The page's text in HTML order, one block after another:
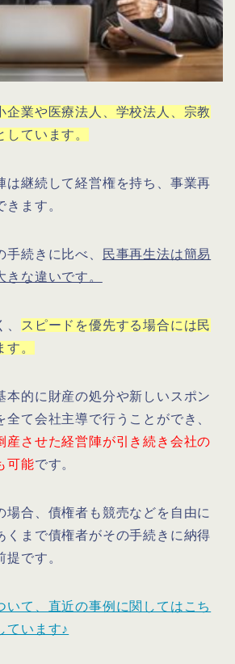
企業や医療法人、学校法人、宗教
ています。
は継続して経営権を持ち、事業再
ます。
手続きに比べ、
民事再生法は簡易
な違いです。
スピードを優先する場合には民
。
本的に財産の処分や新しいスポン
て会社主導で行うことができ、
産させた経営陣が引き続き会社の
可能です。
場合、債権者も競売などを自由に
くまで債権者がその手続きに納得
提です。
いて、直近の事例に関してはこち
ています♪